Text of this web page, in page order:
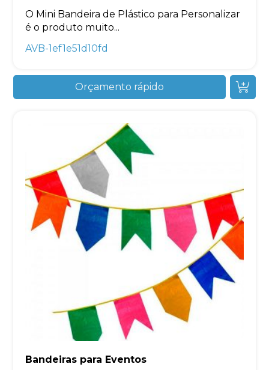
O Mini Bandeira de Plástico para Personalizar
é o produto muito...
AVB-1ef1e51d10fd
Orçamento rápido
Bandeiras para Eventos